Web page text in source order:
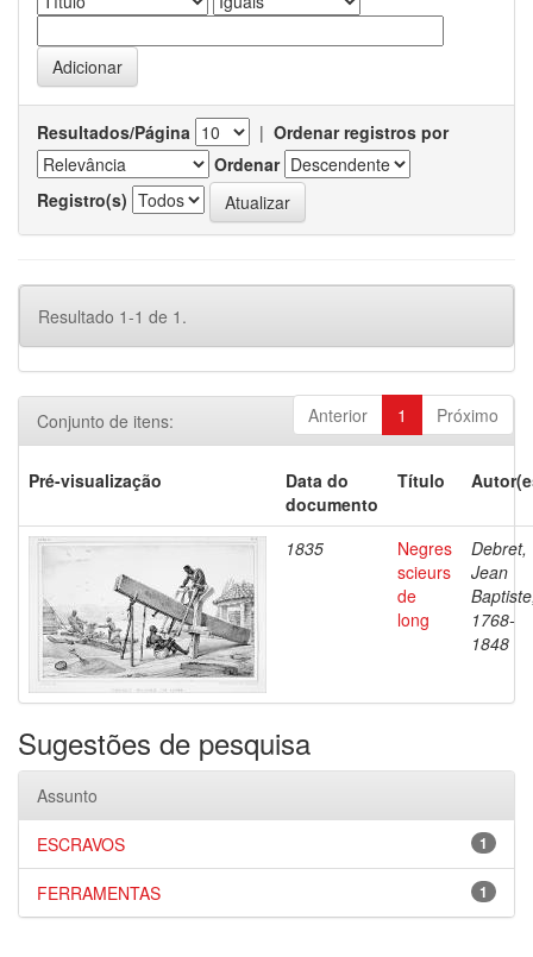
Resultados/Página | Ordenar registros por
Ordenar
Registro(s)
Resultado 1-1 de 1.
Anterior 1 Próximo
Conjunto de itens:
Pré-visualização
Data do
documento
Título
1835
Negres
scieurs
de
long
Debret,
Jean
1768-
1848
Sugestões de pesquisa
Assunto
1
ESCRAVOS
1
FERRAMENTAS